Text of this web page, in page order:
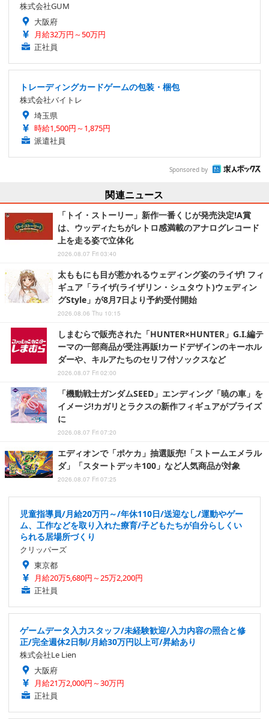
株式会社GUM
大阪府
月給32万円～50万円
正社員
トレーディングカードゲームの包装・梱包
株式会社バイトレ
埼玉県
時給1,500円～1,875円
派遣社員
Sponsored by
関連ニュース
「トイ・ストーリー」新作一番くじが発売決定!A賞
は、ウッディたちがレトロ感満載のアナログレコード
上を走る姿で立体化
2026.08.07 Fri 03:40
太ももにも目が惹かれるウェディング姿のライザ! フィ
ギュア「ライザ(ライザリン・シュタウト)ウェディン
グStyle」が8月7日より予約受付開始
2026.08.06 Thu 10:15
しまむらで販売された「HUNTER×HUNTER」G.I.編テ
ーマの一部商品が受注再販!カードデザインのキーホル
ダーや、キルアたちのセリフ付ソックスなど
2026.08.07 Fri 02:00
「機動戦士ガンダムSEED」エンディング「暁の車」を
イメージ!カガリとラクスの新作フィギュアがプライズ
に
2026.08.07 Fri 07:20
エディオンで「ポケカ」抽選販売!「ストームエメラル
ダ」「スタートデッキ100」など人気商品が対象
2026.08.07 Fri 07:25
児童指導員/月給20万円～/年休110日/送迎なし/運動やゲー
ム、工作などを取り入れた療育/子どもたちが自分らしくい
られる居場所づくり
クリッパーズ
東京都
月給20万5,680円～25万2,200円
正社員
ゲームデータ入力スタッフ/未経験歓迎/入力内容の照合と修
正/完全週休2日制/月給30万円以上可/昇給あり
株式会社Le Lien
大阪府
月給21万2,000円～30万円
正社員